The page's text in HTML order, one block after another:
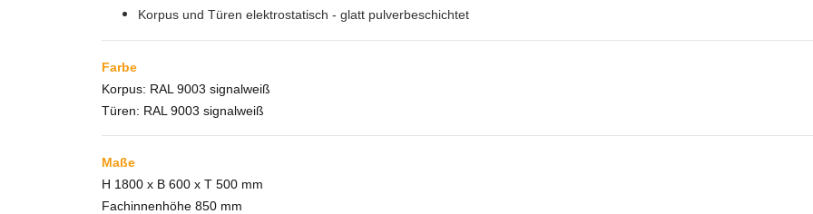
Korpus und Türen elektrostatisch - glatt pulverbeschichtet
Farbe
Korpus: RAL 9003 signalweiß
Türen: RAL 9003 signalweiß
Maße
H 1800 x B 600 x T 500 mm
Fachinnenhöhe 850 mm